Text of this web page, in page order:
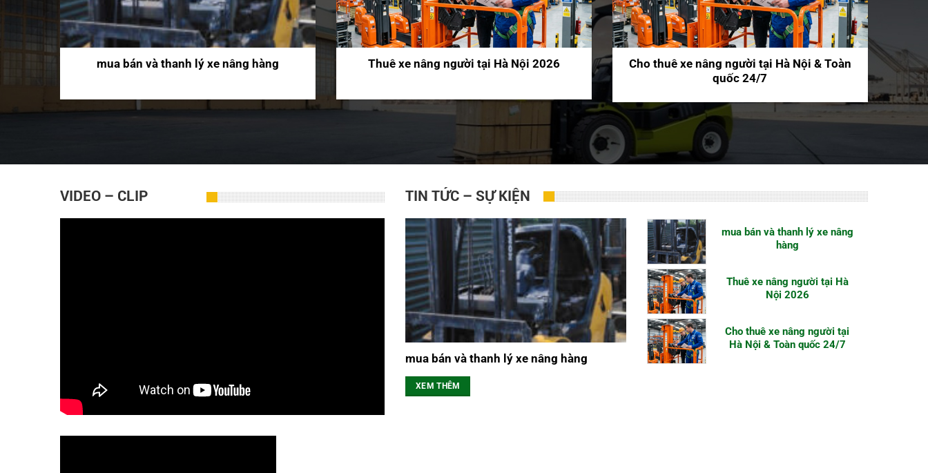
Cho thuê xe nâng người tại Hà Nội & Toàn
VIDEO – CLIP TIN TỨC – SỰ KIỆN
mua bán và thanh lý xe nâng hàng
mua bán và thanh lý xe nâng
Thuê xe nâng người tại Hà
Cho thuê xe nâng người tại